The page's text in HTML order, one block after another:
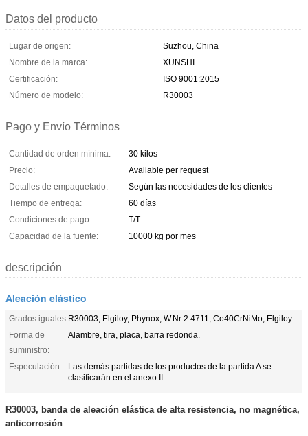
Datos del producto
Lugar de origen:
Suzhou, China
Nombre de la marca:
XUNSHI
Certificación:
ISO 9001:2015
Número de modelo:
R30003
Pago y Envío Términos
Cantidad de orden mínima:
30 kilos
Precio:
Available per request
Detalles de empaquetado:
Según las necesidades de los clientes
Tiempo de entrega:
60 días
Condiciones de pago:
T/T
Capacidad de la fuente:
10000 kg por mes
descripción
Aleación elástico
Grados iguales:R30003, Elgiloy, Phynox, W.Nr 2.4711, Co40CrNiMo, Elgiloy
Forma de
suministro:
Alambre, tira, placa, barra redonda.
Especulación:
Las demás partidas de los productos de la partida A se
clasificarán en el anexo II.
R30003, banda de aleación elástica de alta resistencia, no magnética,
anticorrosión